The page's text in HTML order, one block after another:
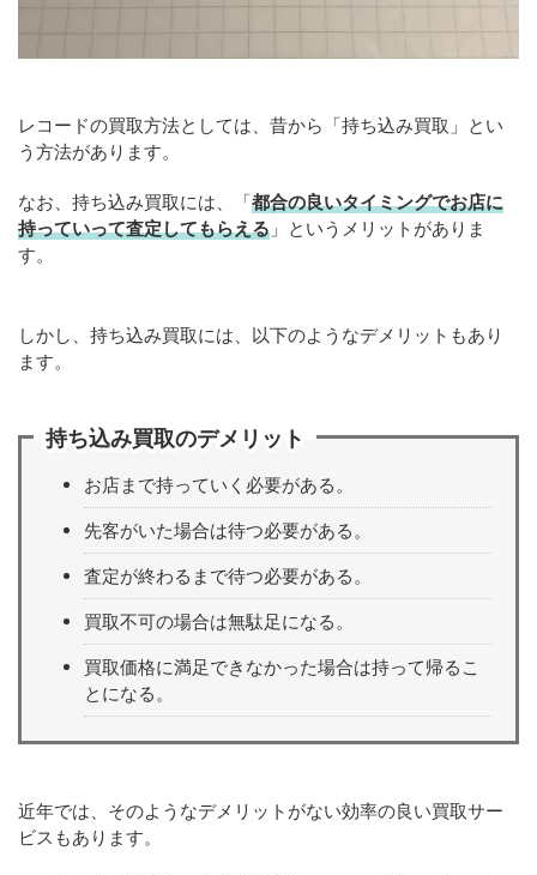
レコードの買取方法としては、昔から「持ち込み買取」とい
う方法があります。
なお、持ち込み買取には、「都合の良いタイミングでお店に
持っていって査定してもらえる 」というメリットがありま
す。
しかし、持ち込み買取には、以下のようなデメリットもあり
ます。
持ち込み買取のデメリット
お店まで持っていく必要がある。
先客がいた場合は待つ必要がある。
査定が終わるまで待つ必要がある。
買取不可の場合は無駄足になる。
買取価格に満足できなかった場合は持って帰るこ
とになる。
近年では、そのようなデメリットがない効率の良い買取サー
ビスもあります。